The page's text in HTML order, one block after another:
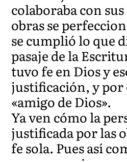
colaboraba con
obras se
se cumplió lo que
pasaje de la
tuvo fe en Dios y
justificación, y por
«amigo de Dios».
Ya ven cómo la
justificada por las
fe sola. Pues así